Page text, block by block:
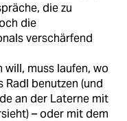
die zu
die
verschärfend
muss laufen, wo
Radl benutzen (und
an der Laterne mit
– oder mit dem